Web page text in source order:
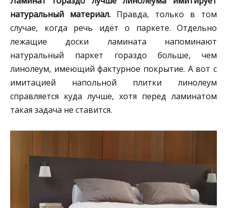
натуральный материал. Правда, только в том
случае, когда речь идёт о паркете. Отдельно
лежащие доски ламината напоминают
натуральный паркет гораздо больше, чем
линолеум, имеющий фактурное покрытие. А вот с
имитацией напольной плитки линолеум
справляется куда лучше, хотя перед ламинатом
такая задача не ставится.